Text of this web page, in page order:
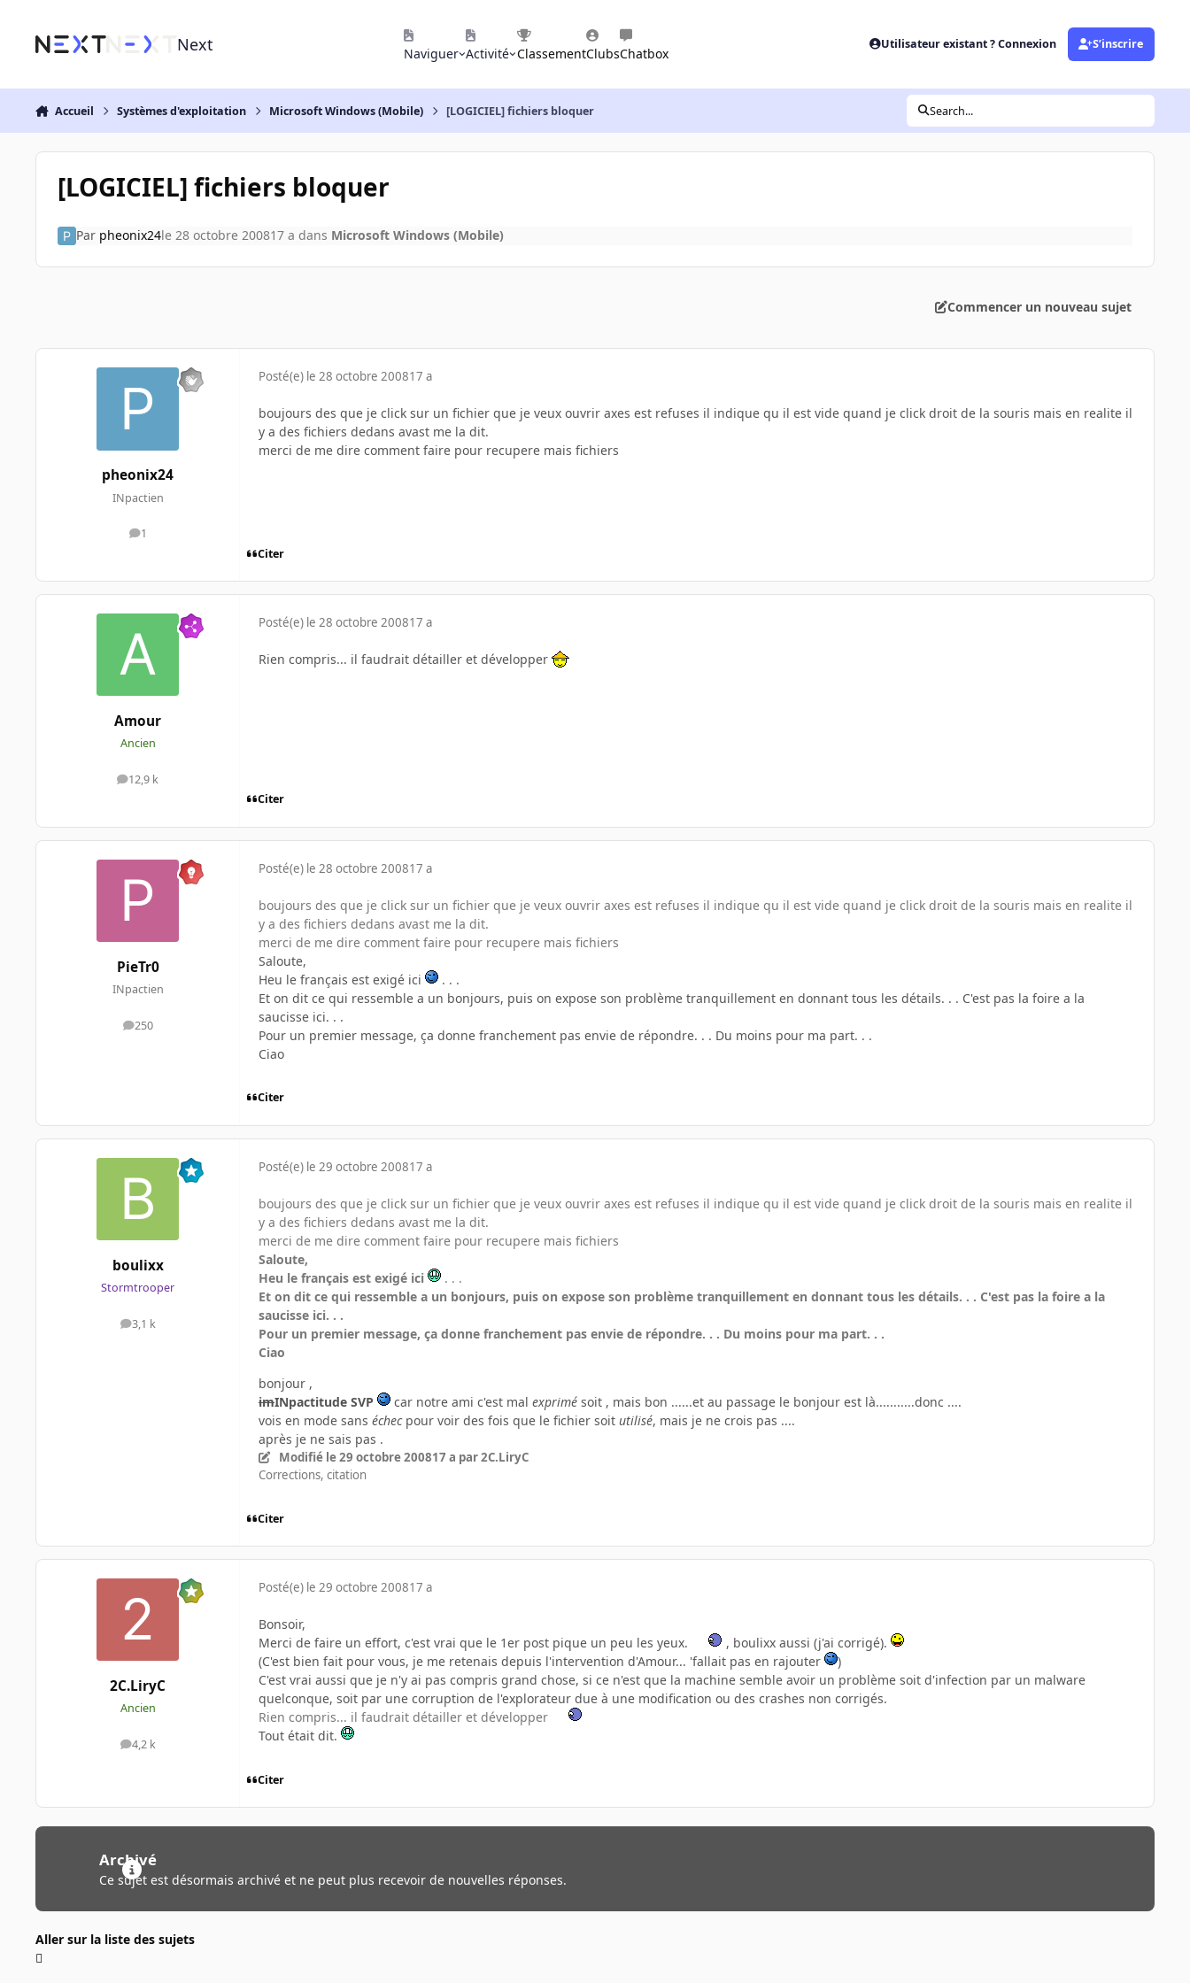
Next Naviguer Activité ClassementClubsChatbox
Utilisateur existant ? Connexion S’inscrire
Accueil Systèmes d'exploitation Microsoft Windows (Mobile) [LOGICIEL] fichiers bloquer Search...
[LOGICIEL] fichiers bloquer
Par pheonix24le 28 octobre 200817 a dans Microsoft Windows (Mobile)
Commencer un nouveau sujet
pheonix24
INpactien
1
messages
Posté(e) le 28 octobre 200817 a
boujours des que je click sur un fichier que je veux ouvrir axes est refuses il indique qu il est vide quand je click droit de la souris mais en realite il
y a des fichiers dedans avast me la dit.
merci de me dire comment faire pour recupere mais fichiers
Citer
Amour
Ancien
12,9 k
messages
Posté(e) le 28 octobre 200817 a
Rien compris... il faudrait détailler et développer
Citer
PieTr0
INpactien
250
messages
Posté(e) le 28 octobre 200817 a
boujours des que je click sur un fichier que je veux ouvrir axes est refuses il indique qu il est vide quand je click droit de la souris mais en realite il
y a des fichiers dedans avast me la dit.
merci de me dire comment faire pour recupere mais fichiers
Saloute,
Heu le français est exigé ici
. . .
Et on dit ce qui ressemble a un bonjours, puis on expose son problème tranquillement en donnant tous les détails. . . C'est pas la foire a la
saucisse ici. . .
Pour un premier message, ça donne franchement pas envie de répondre. . . Du moins pour ma part. . .
Ciao
Citer
boulixx
Stormtrooper
3,1 k
messages
Posté(e) le 29 octobre 200817 a
boujours des que je click sur un fichier que je veux ouvrir axes est refuses il indique qu il est vide quand je click droit de la souris mais en realite il
y a des fichiers dedans avast me la dit.
merci de me dire comment faire pour recupere mais fichiers
Saloute,
Heu le français est exigé ici
. . .
Et on dit ce qui ressemble a un bonjours, puis on expose son problème tranquillement en donnant tous les détails. . . C'est pas la foire a la
saucisse ici. . .
Pour un premier message, ça donne franchement pas envie de répondre. . . Du moins pour ma part. . .
Ciao
bonjour ,
imINpactitude SVP car notre ami c'est mal exprimé soit , mais bon ......et au passage le bonjour est là...........donc ....
vois en mode sans échecpour voir des fois que le fichier soit utilisé, mais je ne crois pas ....
après je ne sais pas .
Modifié le 29 octobre 200817 a par 2C.LiryC
Corrections, citation
Citer
2C.LiryC
Ancien
4,2 k
messages
Posté(e) le 29 octobre 200817 a
Bonsoir,
Merci de faire un effort, c'est vrai que le 1er post pique un peu les yeux.
, boulixx aussi (j'ai corrigé).
(C'est bien fait pour vous, je me retenais depuis l'intervention d'Amour... 'fallait pas en rajouter
)
C'est vrai aussi que je n'y ai pas compris grand chose, si ce n'est que la machine semble avoir un problème soit d'infection par un malware
quelconque, soit par une corruption de l'explorateur due à une modification ou des crashes non corrigés.
Rien compris... il faudrait détailler et développer
Tout était dit.
Citer
Archivé
Ce sujet est désormais archivé et ne peut plus recevoir de nouvelles réponses.
Aller sur la liste des sujets